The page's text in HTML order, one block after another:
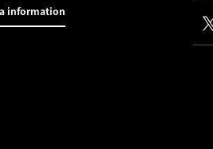
information